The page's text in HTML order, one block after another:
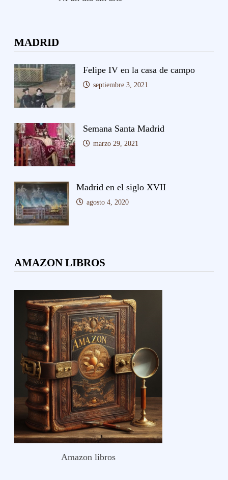
MADRID
Felipe IV en la casa de campo
septiembre 3, 2021
Semana Santa Madrid
marzo 29, 2021
Madrid en el siglo XVII
agosto 4, 2020
AMAZON LIBROS
Amazon libros